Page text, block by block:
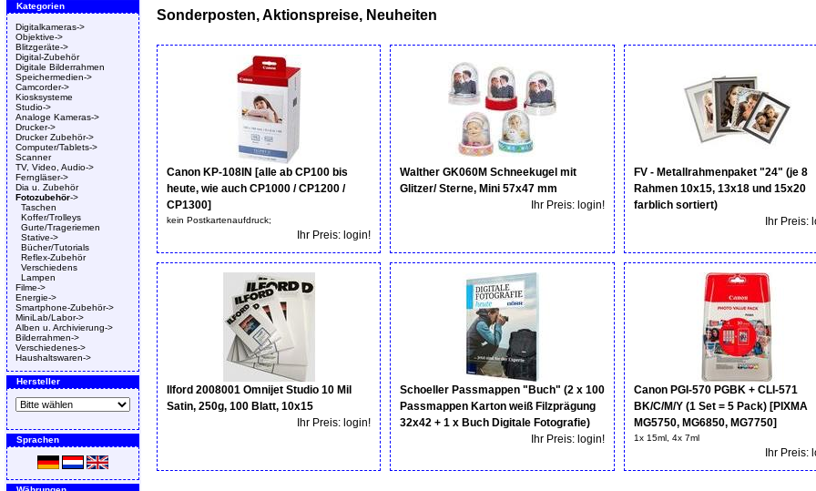
Kategorien
Digitalkameras->
Objektive->
Blitzgeräte->
Digital-Zubehör
Digitale Bilderrahmen
Speichermedien->
Camcorder->
Kiosksysteme
Studio->
Analoge Kameras->
Drucker->
Drucker Zubehör->
Computer/Tablets->
Scanner
TV, Video, Audio->
Ferngläser->
Dia u. Zubehör
Fotozubehör->
Taschen
Koffer/Trolleys
Gurte/Trageriemen
Stative->
Bücher/Tutorials
Reflex-Zubehör
Verschiedens
Lampen
Filme->
Energie->
Smartphone-Zubehör->
MiniLab/Labor->
Alben u. Archivierung->
Bilderrahmen->
Verschiedenes->
Haushaltswaren->
Hersteller
Sprachen
Sonderposten, Aktionspreise, Neuheiten
Canon KP-108IN [alle ab CP100 bis
heute, wie auch CP1000 / CP1200 /
CP1300]
kein Postkartenaufdruck;
Ihr Preis: login!
Walther GK060M Schneekugel mit
Glitzer/ Sterne, Mini 57x47 mm
Ihr Preis: login!
FV - Metallrahmenpaket "24" (je 8
Rahmen 10x15, 13x18 und 15x20
farblich sortiert)
Ihr Preis:
Ilford 2008001 Omnijet Studio 10 Mil
Satin, 250g, 100 Blatt, 10x15
Ihr Preis: login!
Schoeller Passmappen "Buch" (2 x 100
Passmappen Karton weiß Filzprägung
32x42 + 1 x Buch Digitale Fotografie)
Ihr Preis: login!
Canon PGI-570 PGBK + CLI-571
BK/C/M/Y (1 Set = 5 Pack) [PIXMA
MG5750, MG6850, MG7750]
1x 15ml, 4x 7ml
Ihr Preis: